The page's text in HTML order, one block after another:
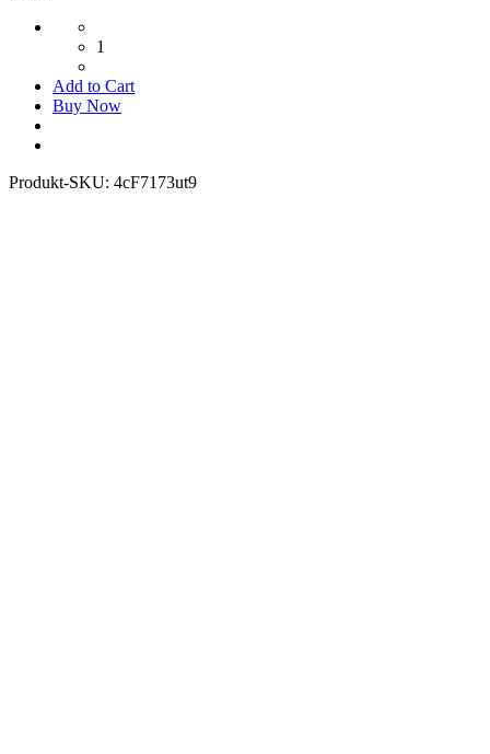
1
Add to Cart
Buy Now
Produkt-SKU: 4cF7173ut9